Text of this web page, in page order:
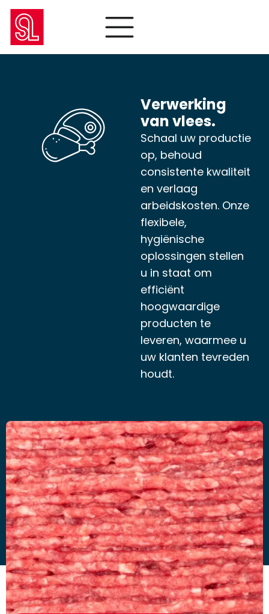
Verwerking
van vlees.
Schaal uw productie
op, behoud
consistente kwaliteit
en verlaag
arbeidskosten. Onze
flexibele,
hygiënische
oplossingen stellen
u in staat om
efficiënt
hoogwaardige
producten te
leveren, waarmee u
uw klanten tevreden
houdt.